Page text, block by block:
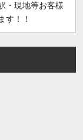
・現地等お客様
す！！